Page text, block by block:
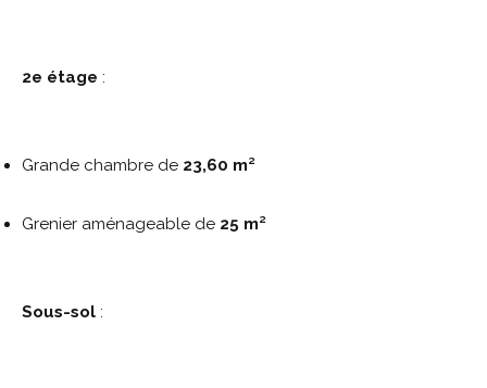
2e étage :
Grande chambre de 23,60 m²
Grenier aménageable de 25 m²
Sous-sol :